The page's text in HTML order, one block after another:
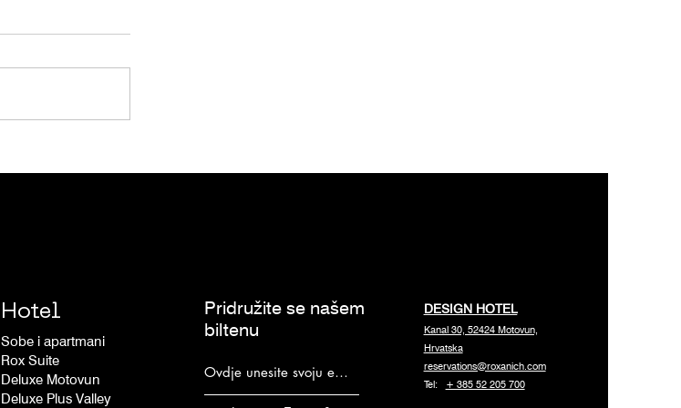
Hotel
Sobe i apartmani
Rox Suite
Deluxe Motovun
Deluxe Plus Valley
Pridružite se našem
biltenu
DESIGN HOTEL
Kanal 30, 52424 Motovun,
Hrvatska
reservations@roxanich.com
Tel:
+ 385 52 205 700